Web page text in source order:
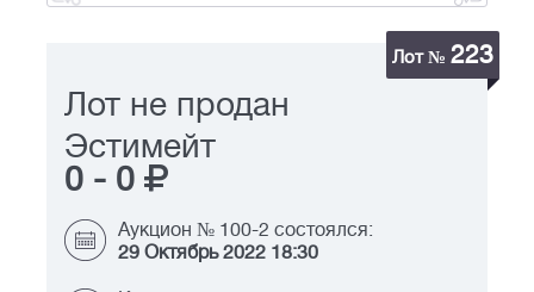
Лот № 223
Лот не продан
Эстимейт
0 - 0
Аукцион № 100-2 состоялся:
29 Октябрь 2022 18:30